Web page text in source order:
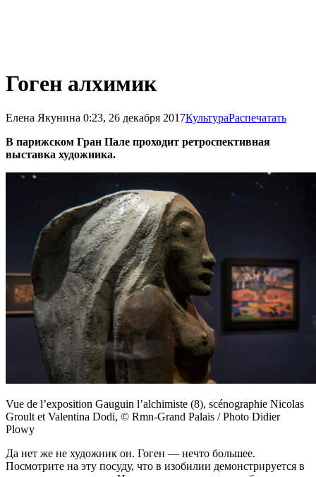
Гоген алхимик
Елена Якунина 0:23, 26 декабря 2017КультураРаспечатать
В парижском Гран Пале проходит ретроспективная
выставка художника.
Vue de l’exposition Gauguin l’alchimiste (8), scénographie Nicolas
Groult et Valentina Dodi, © Rmn-Grand Palais / Photo Didier
Plowy
Да нет же не художник он. Гоген — нечто большее.
Посмотрите на эту посуду, что в изобилии демонстрируется в